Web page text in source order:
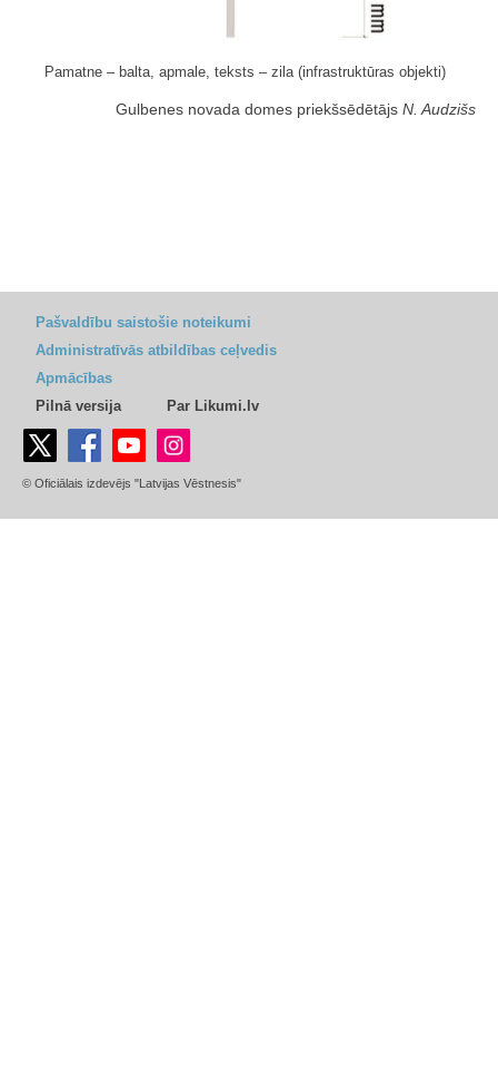
Pamatne – balta, apmale, teksts – zila (infrastruktūras objekti)
Gulbenes novada domes priekšsēdētājs N. Audzišs
Pašvaldību saistošie noteikumi
Administratīvās atbildības ceļvedis
Apmācības
Pilnā versija
Par Likumi.lv
© Oficiālais izdevējs "Latvijas Vēstnesis"